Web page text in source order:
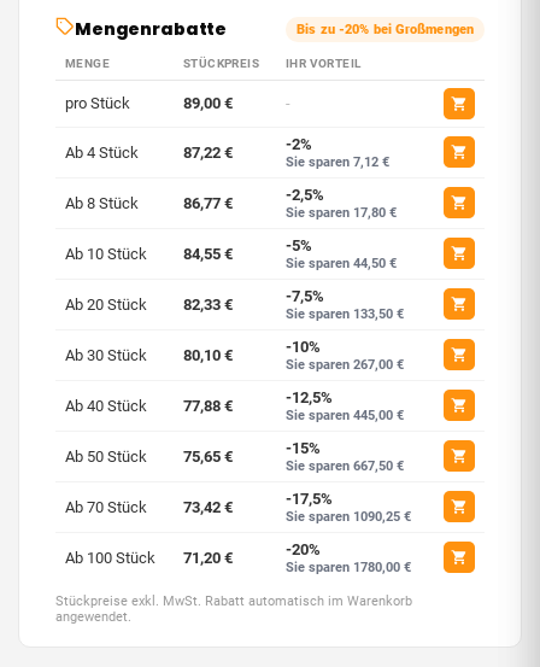
Mengenrabatte Bis zu -20% bei Großmengen
MENGE STÜCKPREIS IHR VORTEIL
pro Stück 89,00 € -
Ab 4 Stück 87,22 € -2%
Sie sparen 7,12 €
Ab 8 Stück 86,77 € -2,5%
Sie sparen 17,80 €
Ab 10 Stück 84,55 € -5%
Sie sparen 44,50 €
Ab 20 Stück 82,33 € -7,5%
Sie sparen 133,50 €
Ab 30 Stück 80,10 € -10%
Sie sparen 267,00 €
Ab 40 Stück 77,88 € -12,5%
Sie sparen 445,00 €
Ab 50 Stück 75,65 € -15%
Sie sparen 667,50 €
Ab 70 Stück 73,42 € -17,5%
Sie sparen 1090,25 €
Ab 100 Stück 71,20 € -20%
Sie sparen 1780,00 €
Stückpreise exkl. MwSt. Rabatt automatisch im Warenkorb
angewendet.